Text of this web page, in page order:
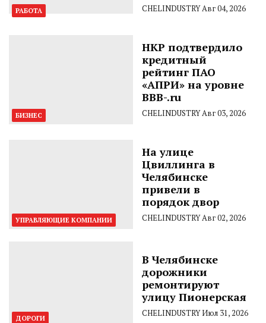
РАБОТА CHELINDUSTRYАвг 04, 2026
БИЗНЕС
НКР подтвердило
кредитный
рейтинг ПАО
«АПРИ» на уровне
BBB-.ru
CHELINDUSTRYАвг 03, 2026
УПРАВЛЯЮЩИЕ КОМПАНИИ
На улице
Цвиллинга в
Челябинске
привели в
порядок двор
CHELINDUSTRYАвг 02, 2026
ДОРОГИ
В Челябинске
дорожники
ремонтируют
улицу Пионерская
CHELINDUSTRYИюл 31, 2026